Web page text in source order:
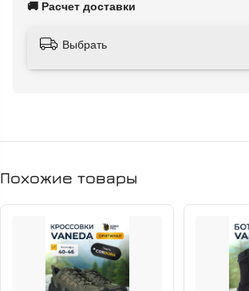
амортизацию, а резина с глубоким
задником с двухсторонним клеевым
дополнительной защиты и поддержки
🚚 Расчет доставки
Выбрать
Похожие товары